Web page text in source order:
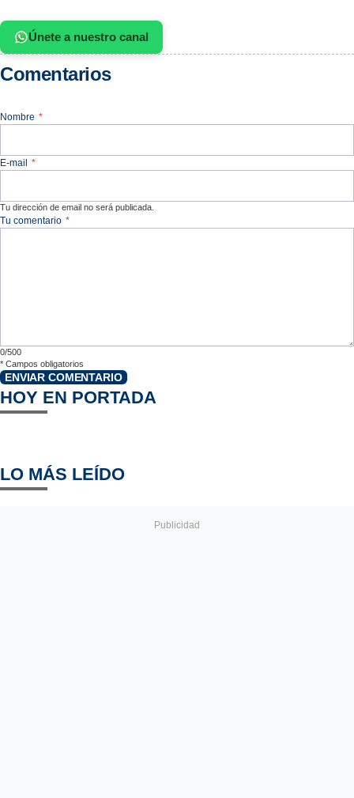
Únete a nuestro canal
Comentarios
Nombre *
E-mail *
Tu dirección de email no será publicada.
Tu comentario *
0/500
* Campos obligatorios
ENVIAR COMENTARIO
HOY EN PORTADA
LO MÁS LEÍDO